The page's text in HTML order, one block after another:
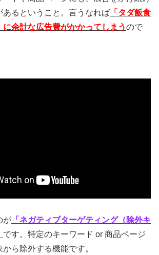
あるということ。言うなれば 「タダ飯食
に余計な広告費がかかってしまうので
が 「ネガティブターゲティング（除外キ
です。特定のキーワード or 商品ページ
ら除外する機能です。